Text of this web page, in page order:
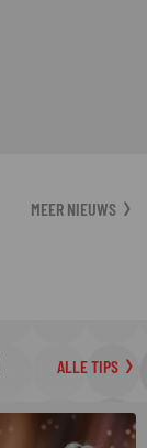
MEER NIEUWS
ALLE TIPS